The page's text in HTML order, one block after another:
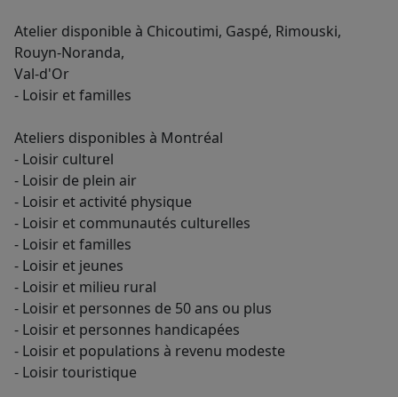
Atelier disponible à Chicoutimi, Gaspé, Rimouski,
Rouyn-Noranda,
Val-d'Or
- Loisir et familles
Ateliers disponibles à Montréal
- Loisir culturel
- Loisir de plein air
- Loisir et activité physique
- Loisir et communautés culturelles
- Loisir et familles
- Loisir et jeunes
- Loisir et milieu rural
- Loisir et personnes de 50 ans ou plus
- Loisir et personnes handicapées
- Loisir et populations à revenu modeste
- Loisir touristique